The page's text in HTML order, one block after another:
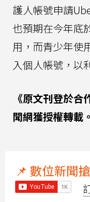
護人帳號申請
也預期在今年底
用，而青少年使
入個人帳號，以
《原文刊登於合
聞網獲授權轉載
📌 數位新聞